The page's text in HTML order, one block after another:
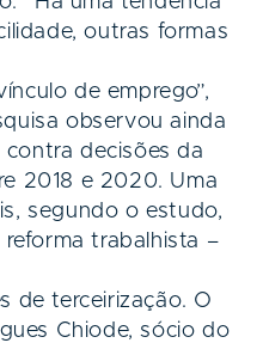
outras formas
de emprego”,
observou ainda
contra decisões da
2018 e 2020. Uma
segundo o estudo,
trabalhista –
de terceirização. O
Chiode, sócio do